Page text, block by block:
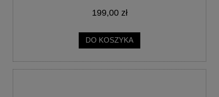
199,00 zł
DO KOSZYKA